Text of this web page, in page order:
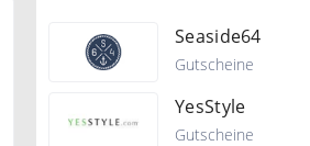
Seaside64
Gutscheine
YesStyle
Gutscheine